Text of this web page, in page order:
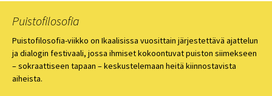
Puistofilosofia
Puistofilosofia-viikko on Ikaalisissa vuosittain järjestettävä ajattelun
ja dialogin festivaali, jossa ihmiset kokoontuvat puiston siimekseen
– sokraattiseen tapaan – keskustelemaan heitä kiinnostavista
aiheista.